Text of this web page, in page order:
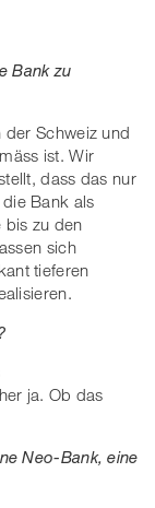
Bank zu
Schweiz und
ist. Wir
dass das nur
Bank als
bis zu den
sich
tieferen
ja. Ob das
Neo-Bank, eine